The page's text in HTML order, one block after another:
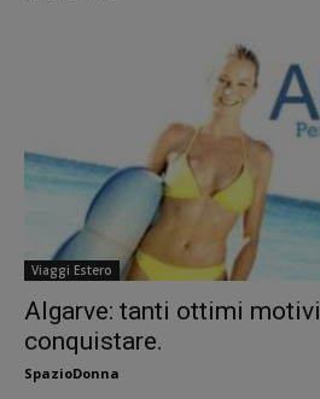
Viaggi Estero
Algarve: tanti ottimi
conquistare.
SpazioDonna